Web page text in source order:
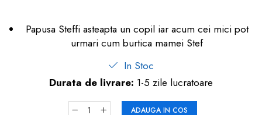
Papusa Steffi asteapta un copil iar acum cei mici pot
urmari cum burtica mamei Stef
In Stoc
Durata de livrare: 1-5 zile lucratoare
ADAUGA IN COS